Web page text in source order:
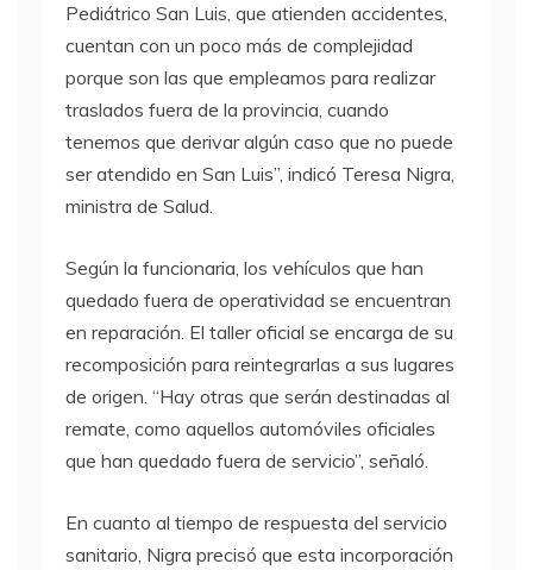
Pediátrico San Luis, que atienden accidentes,
cuentan con un poco más de complejidad
porque son las que empleamos para realizar
traslados fuera de la provincia, cuando
tenemos que derivar algún caso que no puede
ser atendido en San Luis”, indicó Teresa Nigra,
ministra de Salud.
Según la funcionaria, los vehículos que han
quedado fuera de operatividad se encuentran
en reparación. El taller oficial se encarga de su
recomposición para reintegrarlas a sus lugares
de origen. “Hay otras que serán destinadas al
remate, como aquellos automóviles oficiales
que han quedado fuera de servicio”, señaló.
En cuanto al tiempo de respuesta del servicio
sanitario, Nigra precisó que esta incorporación